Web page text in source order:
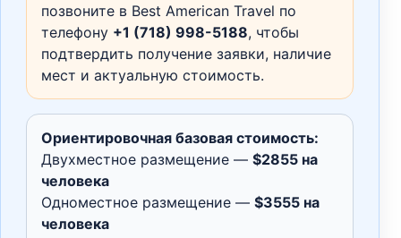
позвоните в Best American Travel по
телефону +1 (718) 998-5188, чтобы
подтвердить получение заявки, наличие
мест и актуальную стоимость.
Ориентировочная базовая стоимость:
Двухместное размещение — $2855 на
человека
Одноместное размещение — $3555 на
человека